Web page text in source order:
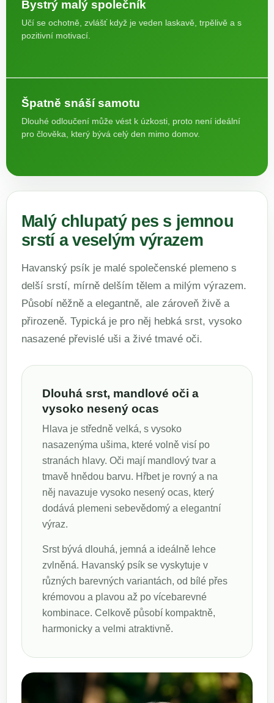
Bystrý malý společník
Učí se ochotně, zvlášť když je veden laskavě, trpělivě a s
pozitivní motivací.
Špatně snáší samotu
Dlouhé odloučení může vést k úzkosti, proto není ideální
pro člověka, který bývá celý den mimo domov.
Malý chlupatý pes s jemnou
srstí a veselým výrazem
Havanský psík je malé společenské plemeno s
delší srstí, mírně delším tělem a milým výrazem.
Působí něžně a elegantně, ale zároveň živě a
přirozeně. Typická je pro něj hebká srst, vysoko
nasazené převislé uši a živé tmavé oči.
Dlouhá srst, mandlové oči a
vysoko nesený ocas
Hlava je středně velká, s vysoko
nasazenýma ušima, které volně visí po
stranách hlavy. Oči mají mandlový tvar a
tmavě hnědou barvu. Hřbet je rovný a na
něj navazuje vysoko nesený ocas, který
dodává plemeni sebevědomý a elegantní
výraz.
Srst bývá dlouhá, jemná a ideálně lehce
zvlněná. Havanský psík se vyskytuje v
různých barevných variantách, od bílé přes
krémovou a plavou až po vícebarevné
kombinace. Celkově působí kompaktně,
harmonicky a velmi atraktivně.